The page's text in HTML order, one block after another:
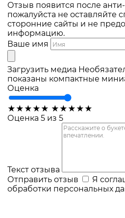
Отзыв появится после
пожалуйста не оставляйте
сторонние сайты и не
информацию.
Ваше имя
Загрузить медиа
показаны компактные
Оценка
★ ★ ★ ★ ★ ★ ★ ★ ★ ★
Оценка 5 из 5
Текст отзыва
Отправить отзыв
Я
обработки персональных